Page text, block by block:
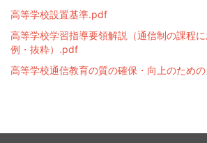
高等学校設置基準.pdf
高等学校学習指導要領解説（通信制の課程
例・抜粋）.pdf
高等学校通信教育の質の確保・向上のため